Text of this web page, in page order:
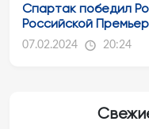
Спартак победил
Российской
07.02.2024 20:24